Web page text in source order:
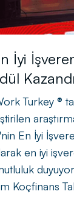
İyi
Turkey ®
En İyi
en iyi
Koçfinans